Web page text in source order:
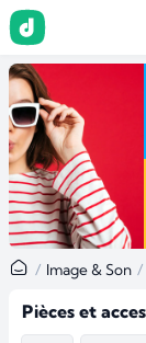
… Image & Son
Pièces et